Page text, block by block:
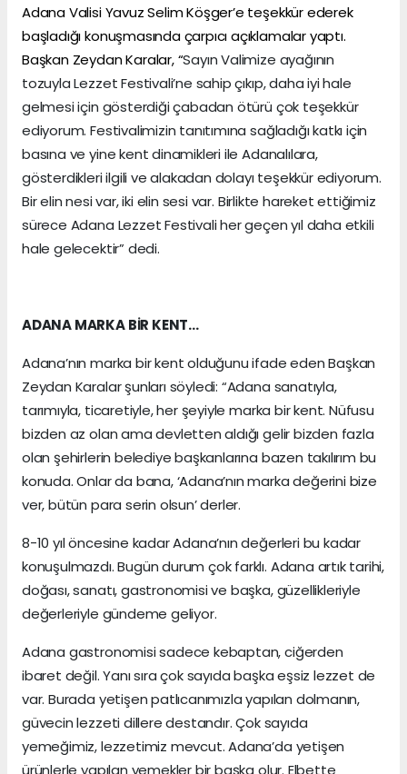
Adana Valisi Yavuz Selim Köşger’e teşekkür ederek
başladığı konuşmasında çarpıcı açıklamalar yaptı.
Başkan Zeydan Karalar, “Sayın Valimize ayağının
tozuyla Lezzet Festivali’ne sahip çıkıp, daha iyi hale
gelmesi için gösterdiği çabadan ötürü çok teşekkür
ediyorum. Festivalimizin tanıtımına sağladığı katkı için
basına ve yine kent dinamikleri ile Adanalılara,
gösterdikleri ilgili ve alakadan dolayı teşekkür ediyorum.
Bir elin nesi var, iki elin sesi var. Birlikte hareket ettiğimiz
sürece Adana Lezzet Festivali her geçen yıl daha etkili
hale gelecektir” dedi.
ADANA MARKA BİR KENT…
Adana’nın marka bir kent olduğunu ifade eden Başkan
Zeydan Karalar şunları söyledi: “Adana sanatıyla,
tarımıyla, ticaretiyle, her şeyiyle marka bir kent. Nüfusu
bizden az olan ama devletten aldığı gelir bizden fazla
olan şehirlerin belediye başkanlarına bazen takılırım bu
konuda. Onlar da bana, ‘Adana’nın marka değerini bize
ver, bütün para serin olsun’ derler.
8-10 yıl öncesine kadar Adana’nın değerleri bu kadar
konuşulmazdı. Bugün durum çok farklı. Adana artık tarihi,
doğası, sanatı, gastronomisi ve başka, güzellikleriyle
değerleriyle gündeme geliyor.
Adana gastronomisi sadece kebaptan, ciğerden
ibaret değil. Yanı sıra çok sayıda başka eşsiz lezzet de
var. Burada yetişen patlıcanımızla yapılan dolmanın,
güvecin lezzeti dillere destandır. Çok sayıda
yemeğimiz, lezzetimiz mevcut. Adana’da yetişen
ürünlerle yapılan yemekler bir başka olur. Elbette